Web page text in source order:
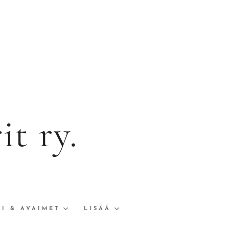
ry.
& AVAIMET LISÄÄ